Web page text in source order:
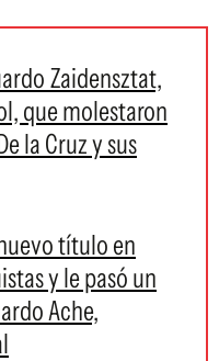
Zaidensztat,
que molestaron
la Cruz y sus
título en
y le pasó un
Ache,